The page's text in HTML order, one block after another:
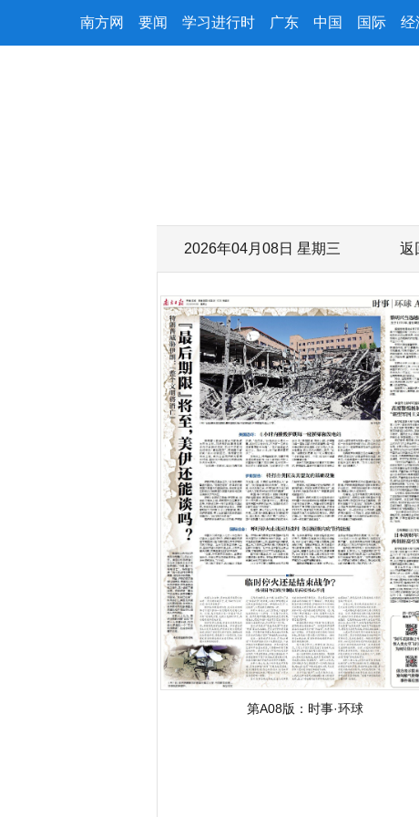
南方网 要闻 学习进行时 广东 中国 国际 经
2026年04月08日 星期三 返
第A08版： 时事·环球
字号减小字号增大